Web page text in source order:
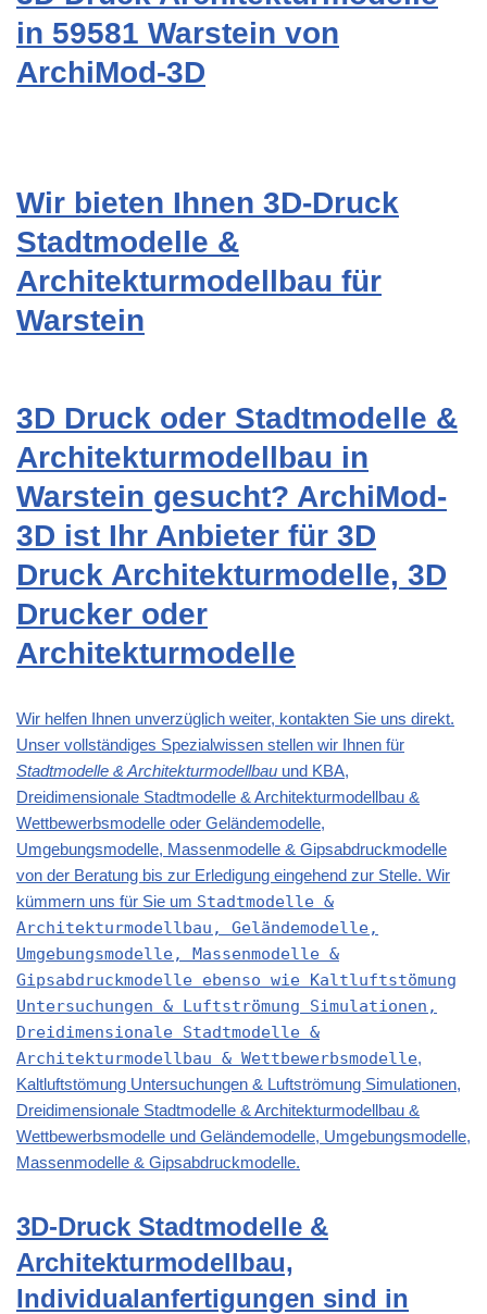
in 59581 Warstein von
ArchiMod-3D
Wir bieten Ihnen 3D-Druck
Stadtmodelle &
Architekturmodellbau für
Warstein
3D Druck oder Stadtmodelle &
Architekturmodellbau in
Warstein gesucht? ArchiMod-
3D ist Ihr Anbieter für 3D
Druck Architekturmodelle, 3D
Drucker oder
Architekturmodelle
Wir helfen Ihnen unverzüglich weiter, kontakten Sie uns direkt.
Unser vollständiges Spezialwissen stellen wir Ihnen für
Stadtmodelle & Architekturmodellbau und KBA,
Dreidimensionale Stadtmodelle & Architekturmodellbau &
Wettbewerbsmodelle oder Geländemodelle,
Umgebungsmodelle, Massenmodelle & Gipsabdruckmodelle
von der Beratung bis zur Erledigung eingehend zur Stelle. Wir
kümmern uns für Sie um Stadtmodelle &
Architekturmodellbau, Geländemodelle,
Umgebungsmodelle, Massenmodelle &
Gipsabdruckmodelle ebenso wie Kaltluftstömung
Untersuchungen & Luftströmung Simulationen,
Dreidimensionale Stadtmodelle &
Architekturmodellbau & Wettbewerbsmodelle,
Kaltluftstömung Untersuchungen & Luftströmung Simulationen,
Dreidimensionale Stadtmodelle & Architekturmodellbau &
Wettbewerbsmodelle und Geländemodelle, Umgebungsmodelle,
Massenmodelle & Gipsabdruckmodelle.
3D-Druck Stadtmodelle &
Architekturmodellbau,
Individualanfertigungen sind in